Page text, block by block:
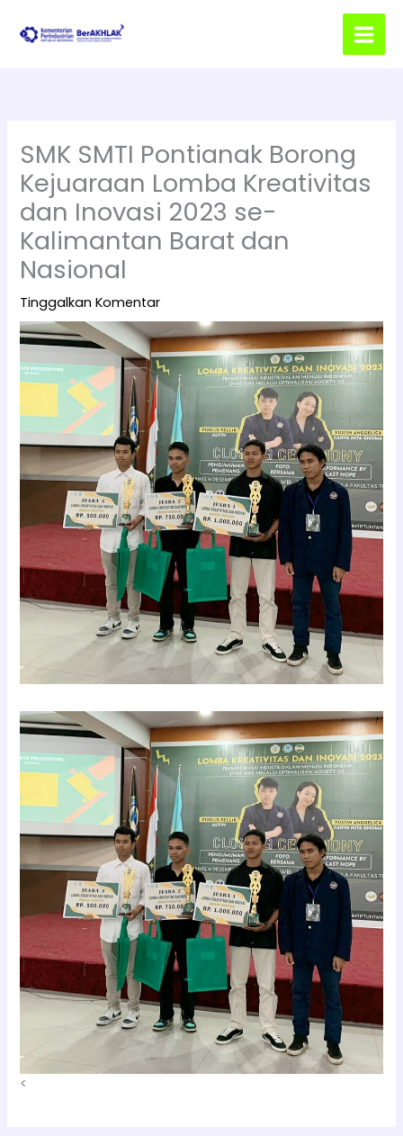
SMK SMTI Pontianak Borong
Kejuaraan Lomba Kreativitas
dan Inovasi 2023 se-
Kalimantan Barat dan
Nasional
Tinggalkan Komentar
<